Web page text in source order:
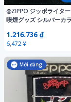
◎ZIPPO ジッポライタ
喫煙グッズ シルバーカ
確認 z④
1.216.736 ₫
6,472 ¥
Mới đăng